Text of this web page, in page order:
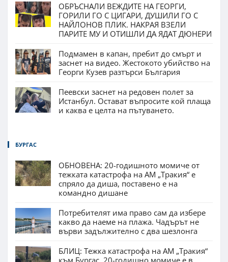
ОБРЪСНАЛИ ВЕЖДИТЕ НА ГЕОРГИ,
ГОРИЛИ ГО С ЦИГАРИ, ДУШИЛИ ГО С
НАЙЛОНОВ ПЛИК. НАКРАЯ ВЗЕЛИ
ПАРИТЕ МУ И ОТИШЛИ ДА ЯДАТ ДЮНЕРИ
Подмамен в капан, пребит до смърт и
заснет на видео. Жестокото убийство на
Георги Кузев разтърси България
Пеевски заснет на редовен полет за
Истанбул. Остават въпросите кой плаща
и каква е целта на пътуването.
БУРГАС
ОБНОВЕНА: 20-годишното момиче от
тежката катастрофа на АМ „Тракия“ е
спряло да диша, поставено е на
командно дишане
Потребителят има право сам да избере
какво да наеме на плажа. Чадърът не
върви задължително с два шезлонга
БЛИЦ: Тежка катастрофа на АМ „Тракия“
към Бургас, 20-годишно момиче е в